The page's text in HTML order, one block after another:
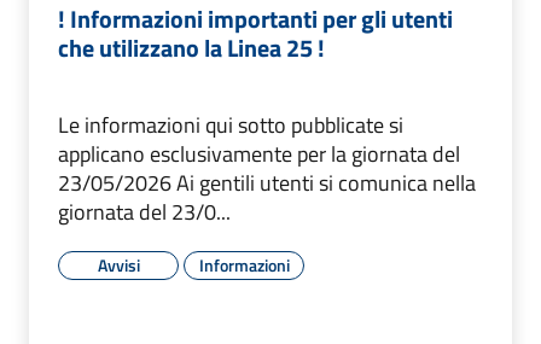
! Informazioni importanti per gli utenti
che utilizzano la Linea 25 !
Le informazioni qui sotto pubblicate si
applicano esclusivamente per la giornata del
23/05/2026 Ai gentili utenti si comunica nella
giornata del 23/0...
Avvisi Informazioni